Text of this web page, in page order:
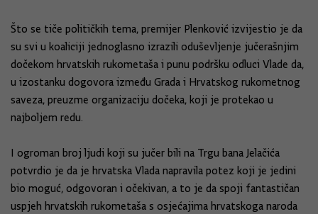
Što se tiče političkih tema, premijer Plenković izvijestio je da
su svi u koaliciji jednoglasno izrazili oduševljenje jučerašnjim
dočekom hrvatskih rukometaša i punu podršku odluci Vlade da,
u izostanku dogovora između Grada i Hrvatskog rukometnog
saveza, preuzme organizaciju dočeka, koji je protekao u
najboljem redu.
I ogroman broj ljudi koji su jučer bili na Trgu bana Jelačića
potvrdio je da je hrvatska Vlada napravila potez koji je jedini
bio moguć, odgovoran i očekivan, a to je da spoji fantastičan
uspjeh hrvatskih rukometaša s osjećajima hrvatskoga naroda